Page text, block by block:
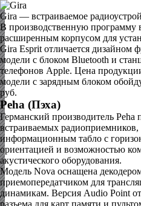
Gira — встраиваемое
В производственную программу
расширенным корпусом для
Gira Esprit отличается дизайном
модели с блоком Bluetooth и
телефонов Apple. Цена
модели с зарядным блоком
руб.
Рeha (Пэха)
Германский производитель Рeha
встраиваемых
информационным табло с
ориентацией и возможностью
акустического оборудования.
Модель Nova оснащена
приемопередатчиком для
динамикам. Версия Audio Point
разъема для карт памяти и